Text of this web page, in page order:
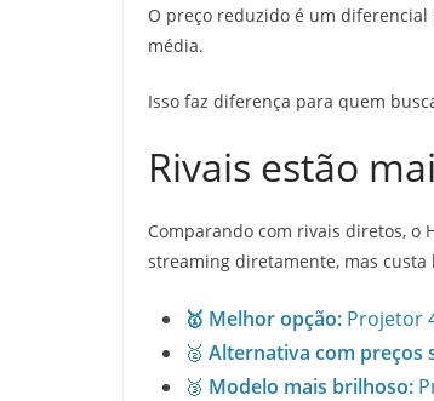
O preço reduzido é um diferencial
média.
Isso faz diferença para quem
Rivais estão
Comparando com rivais diretos, o
streaming diretamente, mas custa
🥇 Melhor opção: Projetor
🥈 Alternativa com preços
🥉 Modelo mais brilhoso: